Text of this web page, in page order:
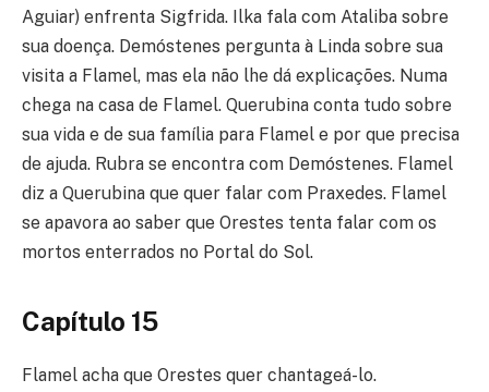
Aguiar) enfrenta Sigfrida. Ilka fala com Ataliba sobre
sua doença. Demóstenes pergunta à Linda sobre sua
visita a Flamel, mas ela não lhe dá explicações. Numa
chega na casa de Flamel. Querubina conta tudo sobre
sua vida e de sua família para Flamel e por que precisa
de ajuda. Rubra se encontra com Demóstenes. Flamel
diz a Querubina que quer falar com Praxedes. Flamel
se apavora ao saber que Orestes tenta falar com os
mortos enterrados no Portal do Sol.
Capítulo 15
Flamel acha que Orestes quer chantageá-lo.